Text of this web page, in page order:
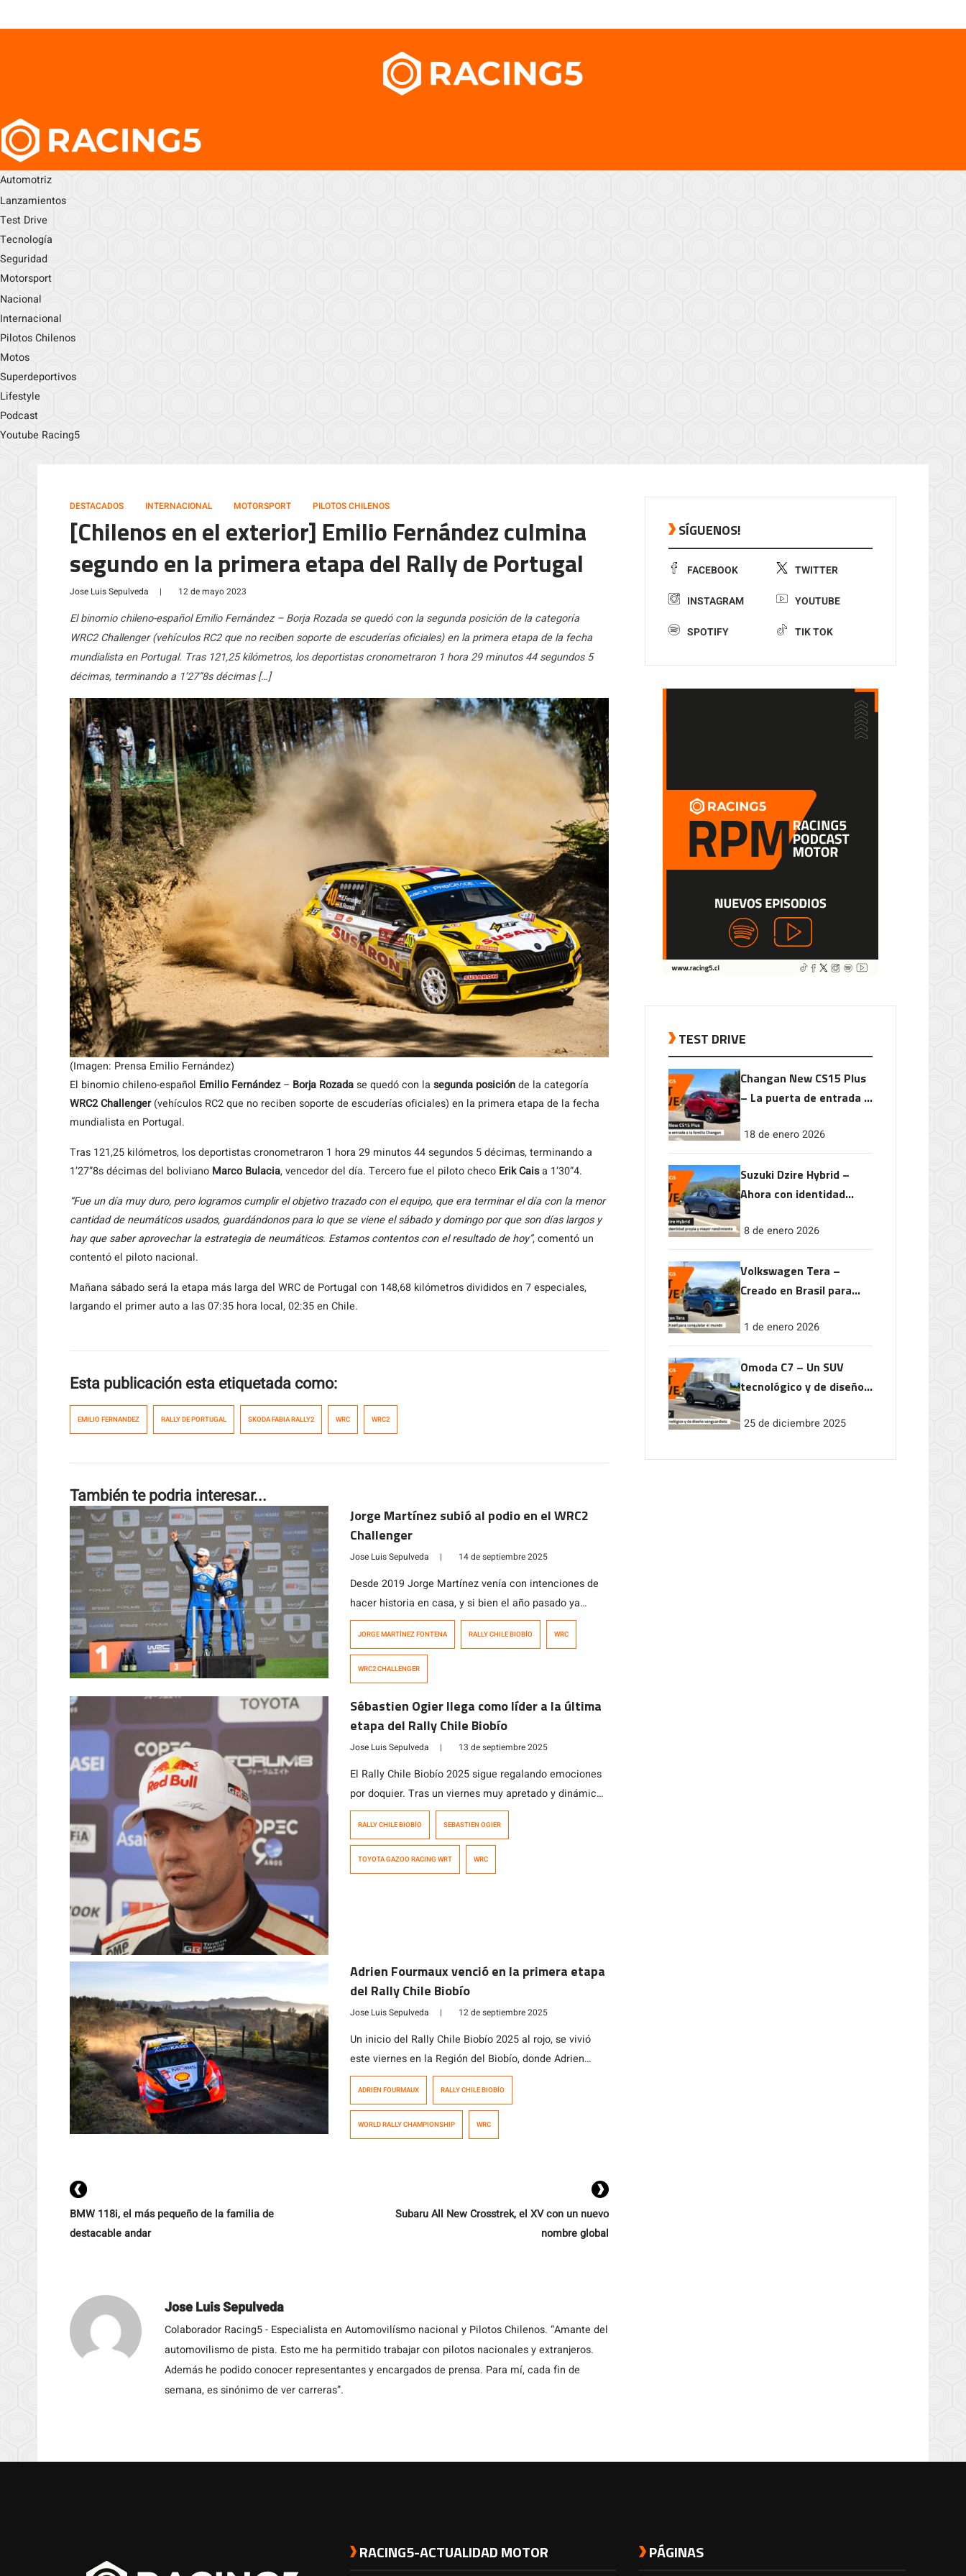
Automotriz
Lanzamientos
Test Drive
Tecnología
Seguridad
Motorsport
Nacional
Internacional
Pilotos Chilenos
Motos
Superdeportivos
Lifestyle
Podcast
Youtube Racing5
DESTACADOS INTERNACIONAL MOTORSPORT PILOTOS CHILENOS
[Chilenos en el exterior] Emilio Fernández culmina
segundo en la primera etapa del Rally de Portugal
Jose Luis Sepulveda | 12 de mayo 2023
El binomio chileno-español Emilio Fernández – Borja Rozada se quedó con la segunda posición de la categoría
WRC2 Challenger (vehículos RC2 que no reciben soporte de escuderías oficiales) en la primera etapa de la fecha
mundialista en Portugal. Tras 121,25 kilómetros, los deportistas cronometraron 1 hora 29 minutos 44 segundos 5
décimas, terminando a 1’27”8s décimas […]
(Imagen: Prensa Emilio Fernández)
El binomio chileno-español Emilio Fernández– Borja Rozadase quedó con la segunda posiciónde la categoría
WRC2 Challenger(vehículos RC2 que no reciben soporte de escuderías oficiales) en la primera etapa de la fecha
mundialista en Portugal.
Tras 121,25 kilómetros, los deportistas cronometraron 1 hora 29 minutos 44 segundos 5 décimas, terminando a
1’27”8s décimas del boliviano Marco Bulacia, vencedor del día. Tercero fue el piloto checo Erik Caisa 1’30”4.
“Fue un día muy duro, pero logramos cumplir el objetivo trazado con el equipo, que era terminar el día con la menor
cantidad de neumáticos usados, guardándonos para lo que se viene el sábado y domingo por que son días largos y
hay que saber aprovechar la estrategia de neumáticos. Estamos contentos con el resultado de hoy”, comentó un
contentó el piloto nacional.
Mañana sábado será la etapa más larga del WRC de Portugal con 148,68 kilómetros divididos en 7 especiales,
largando el primer auto a las 07:35 hora local, 02:35 en Chile.
Esta publicación esta etiquetada como:
EMILIO FERNANDEZ RALLY DE PORTUGAL SKODA FABIA RALLY2 WRC WRC2
También te podria interesar...
Jorge Martínez subió al podio en el WRC2
Challenger
Jose Luis Sepulveda | 14 de septiembre 2025
Desde 2019 Jorge Martínez venía con intenciones de
hacer historia en casa, y si bien el año pasado ya
venció la carrera a nivel local, esta vez elevó la vara al
3° en WRC2 Challenger. […]
JORGE MARTÍNEZ FONTENA RALLY CHILE BIOBÍO WRC
WRC2 CHALLENGER
Sébastien Ogier llega como líder a la última
etapa del Rally Chile Biobío
Jose Luis Sepulveda | 13 de septiembre 2025
El Rally Chile Biobío 2025 sigue regalando emociones
por doquier. Tras un viernes muy apretado y dinámico,
la tendencia se mantuvo inalterable en la jornada
trajeron consigo un día de carrera vibrante que terminó
RALLY CHILE BIOBÍO SEBASTIEN OGIER
TOYOTA GAZOO RACING WRT WRC
Adrien Fourmaux venció en la primera etapa
del Rally Chile Biobío
Jose Luis Sepulveda | 12 de septiembre 2025
Un inicio del Rally Chile Biobío 2025 al rojo, se vivió
este viernes en la Región del Biobío, donde Adrien
Fourmaux (Hyundai) se quedó con el liderato de la
escena y cuatro líderes distintos a lo […]
ADRIEN FOURMAUX RALLY CHILE BIOBÍO
WORLD RALLY CHAMPIONSHIP WRC
BMW 118i, el más pequeño de la familia de
destacable andar
Subaru All New Crosstrek, el XV con un nuevo
nombre global
Jose Luis Sepulveda
Colaborador Racing5 - Especialista en Automovilísmo nacional y Pilotos Chilenos. “Amante del
automovilismo de pista. Esto me ha permitido trabajar con pilotos nacionales y extranjeros.
Además he podido conocer representantes y encargados de prensa. Para mí, cada fin de
semana, es sinónimo de ver carreras”.
SÍGUENOS!
FACEBOOK TWITTER
INSTAGRAM YOUTUBE
SPOTIFY TIK TOK
TEST DRIVE
Changan New CS15 Plus
– La puerta de entrada a
18 de enero 2026
Suzuki Dzire Hybrid –
Ahora con identidad
rendimiento
8 de enero 2026
Volkswagen Tera –
Creado en Brasil para
1 de enero 2026
Omoda C7 – Un SUV
tecnológico y de diseño
25 de diciembre 2025
RACING5-ACTUALIDAD MOTOR PÁGINAS